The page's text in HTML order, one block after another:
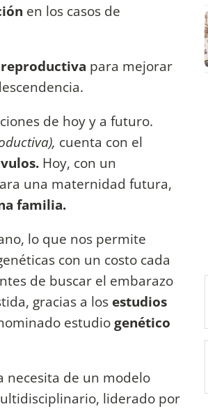
en los casos de
para mejorar
de hoy y a futuro.
cuenta con el
Hoy, con un
una maternidad futura,
familia.
lo que nos permite
con un costo cada
de buscar el embarazo
gracias a los estudios
estudiogenético
necesita de un modelo
liderado por